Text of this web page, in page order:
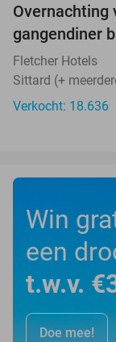
Overnachting
gangendiner
Fletcher Hotels
Sittard (+
Verkocht: 18.636
Win
een
t.w.v.
Doe mee!